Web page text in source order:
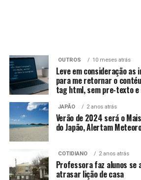
OUTROS 10 meses atrás
Leve em consideração as
para me retornar o
tag html, sem pre-texto
JAPÃO 2 anos atrás
Verão de 2024 será o
do Japão, Alertam
COTIDIANO 2 anos atrás
Professora faz alunos se
atrasar lição de casa